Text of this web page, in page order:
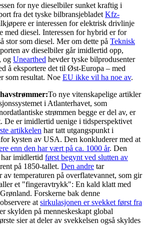
for nye dieselbiler sunket kraftig i
fra det tyske bilbransjebladet Kfz-
er interessen for elektrisk drivlinje
med diesel. Interessen for hybrid er for
stor som diesel. Mer om dette på Teknisk
av dieselbiler går imidlertid opp,
, og Unearthed hevder tyske bilprodusenter
å eksportere det til Øst-Europa – med
som resultat. Noe EU ikke vil ha noe av.
To nye vitenskapelige artikler
i Atlanterhavet, som
strømmen begge er del av, er
De er imidlertid uenige i tidsperspektivet
artikkelen har tatt utgangspunkt i
kysten av USA. Den konkluderer med at
enn den har vært på ca. 1000 år. Den
imidlertid først begynt ved slutten av
på 1850-tallet. Den andre tar
temperaturen på overflatevannet, som gir
et "fingeravtrykk": En kald klatt med
Forskerne bak denne
at sirkulasjonen er svekket først fra
skylden på menneskeskapt global
sier at deler av svekkelsen også skyldes